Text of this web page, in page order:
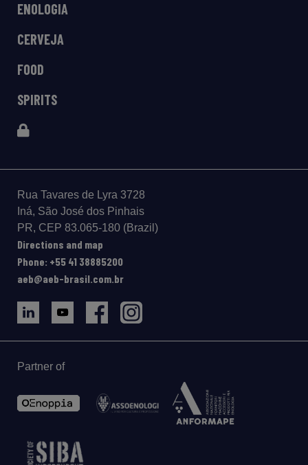
ENOLOGIA
CERVEJA
FOOD
SPIRITS
Rua Tavares de Lyra 3728
Iná, São José dos Pinhais
PR, CEP 83.065-180 (Brazil)
Directions and map
Phone: +55 41 38885200
aeb@aeb-brasil.com.br
Partner of